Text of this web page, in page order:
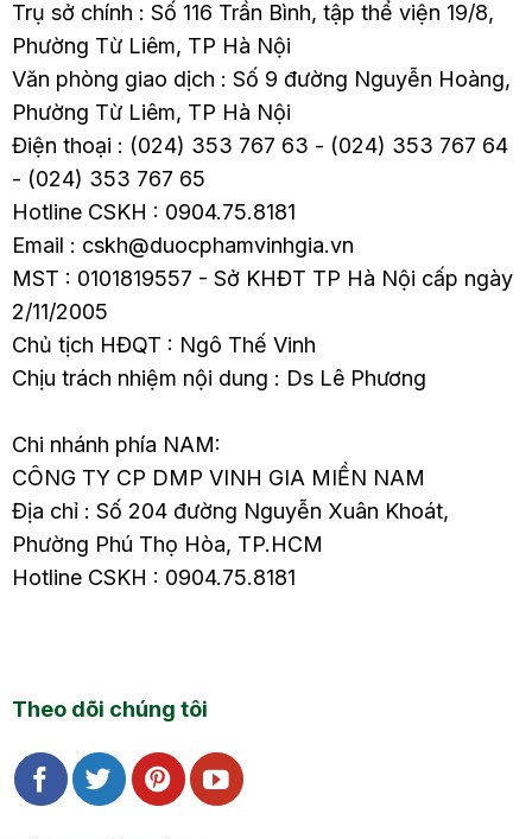
Trụ sở chính : Số 116 Trần Bình, tập thể viện 19/8,
Phường Từ Liêm, TP Hà Nội
Văn phòng giao dịch : Số 9 đường Nguyễn Hoàng,
Phường Từ Liêm, TP Hà Nội
Điện thoại : (024) 353 767 63 - (024) 353 767 64
- (024) 353 767 65
Hotline CSKH : 0904.75.8181
Email : cskh@duocphamvinhgia.vn
MST : 0101819557 - Sở KHĐT TP Hà Nội cấp ngày
2/11/2005
Chủ tịch HĐQT : Ngô Thế Vinh
Chịu trách nhiệm nội dung : Ds Lê Phương
Chi nhánh phía NAM:
CÔNG TY CP DMP VINH GIA MIỀN NAM
Địa chỉ : Số 204 đường Nguyễn Xuân Khoát,
Phường Phú Thọ Hòa, TP.HCM
Hotline CSKH : 0904.75.8181
Theo dõi chúng tôi